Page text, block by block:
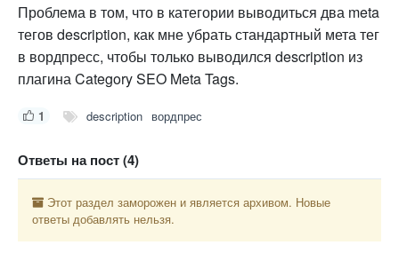
Проблема в том, что в категории выводиться два meta
тегов description, как мне убрать стандартный мета тег
в вордпресс, чтобы только выводился description из
плагина Category SEO Meta Tags.
1 description вордпрес
Ответы на пост (4)
Этот раздел заморожен и является архивом. Новые
ответы добавлять нельзя.